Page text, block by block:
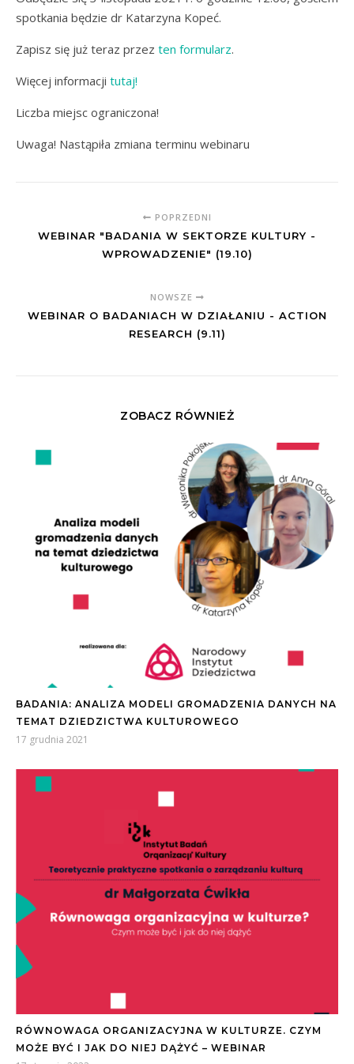
spotkania będzie dr Katarzyna Kopeć.
Zapisz się już teraz przez ten formularz.
Więcej informacji tutaj!
Liczba miejsc ograniczona!
Uwaga! Nastąpiła zmiana terminu webinaru
POPRZEDNI
WEBINAR "BADANIA W SEKTORZE KULTURY -
WPROWADZENIE" (19.10)
NOWSZE
WEBINAR O BADANIACH W DZIAŁANIU - ACTION
RESEARCH (9.11)
ZOBACZ RÓWNIEŻ
BADANIA: ANALIZA MODELI GROMADZENIA DANYCH NA
TEMAT DZIEDZICTWA KULTUROWEGO
17 grudnia 2021
RÓWNOWAGA ORGANIZACYJNA W KULTURZE. CZYM
MOŻE BYĆ I JAK DO NIEJ DĄŻYĆ – WEBINAR